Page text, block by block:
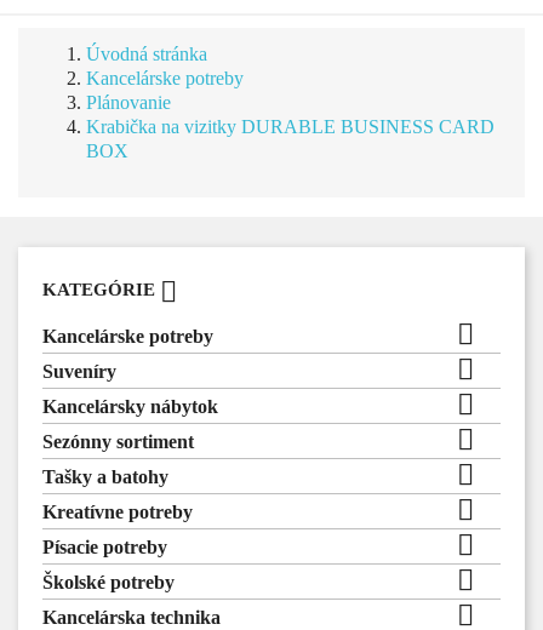
Úvodná stránka
Kancelárske potreby
Plánovanie
Krabička na vizitky DURABLE BUSINESS CARD
BOX
KATEGÓRIE 
Kancelárske potreby 
Suveníry 
Kancelársky nábytok 
Sezónny sortiment 
Tašky a batohy 
Kreatívne potreby 
Písacie potreby 
Školské potreby 
Kancelárska technika 